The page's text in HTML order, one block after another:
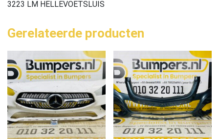
3223 LM HELLEVOETSLUIS
Gerelateerde producten